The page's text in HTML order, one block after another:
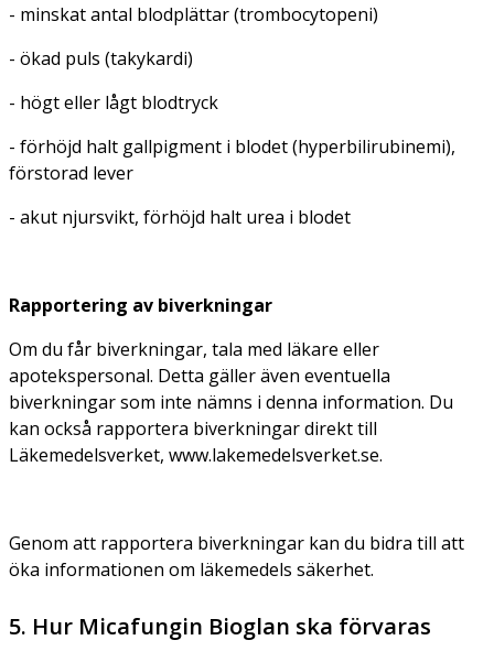
- minskat antal blodplättar (trombocytopeni)
- ökad puls (takykardi)
- högt eller lågt blodtryck
- förhöjd halt gallpigment i blodet (hyperbilirubinemi),
förstorad lever
- akut njursvikt, förhöjd halt urea i blodet
Rapportering av biverkningar
Om du får biverkningar, tala med läkare eller
apotekspersonal. Detta gäller även eventuella
biverkningar som inte nämns i denna information. Du
kan också rapportera biverkningar direkt till
Läkemedelsverket, www.lakemedelsverket.se.
Genom att rapportera biverkningar kan du bidra till att
öka informationen om läkemedels säkerhet.
5. Hur Micafungin Bioglan ska förvaras